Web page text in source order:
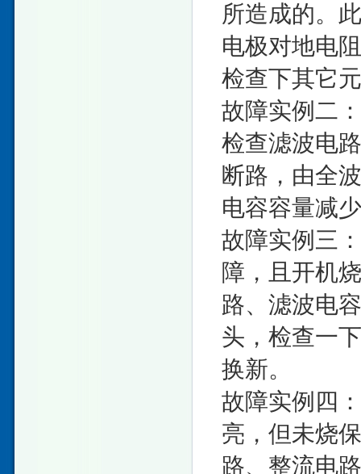
所造成的。
电极对地电
检查下其它
故障实例二
检查滤波电
断路，由全
电容容量减
故障实例三
障，且开机
路、滤波电
头，检查一
换新。
故障实例四
亮，但未烧
路、整流电